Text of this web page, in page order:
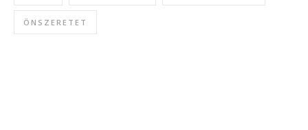
ÖNSZERETET